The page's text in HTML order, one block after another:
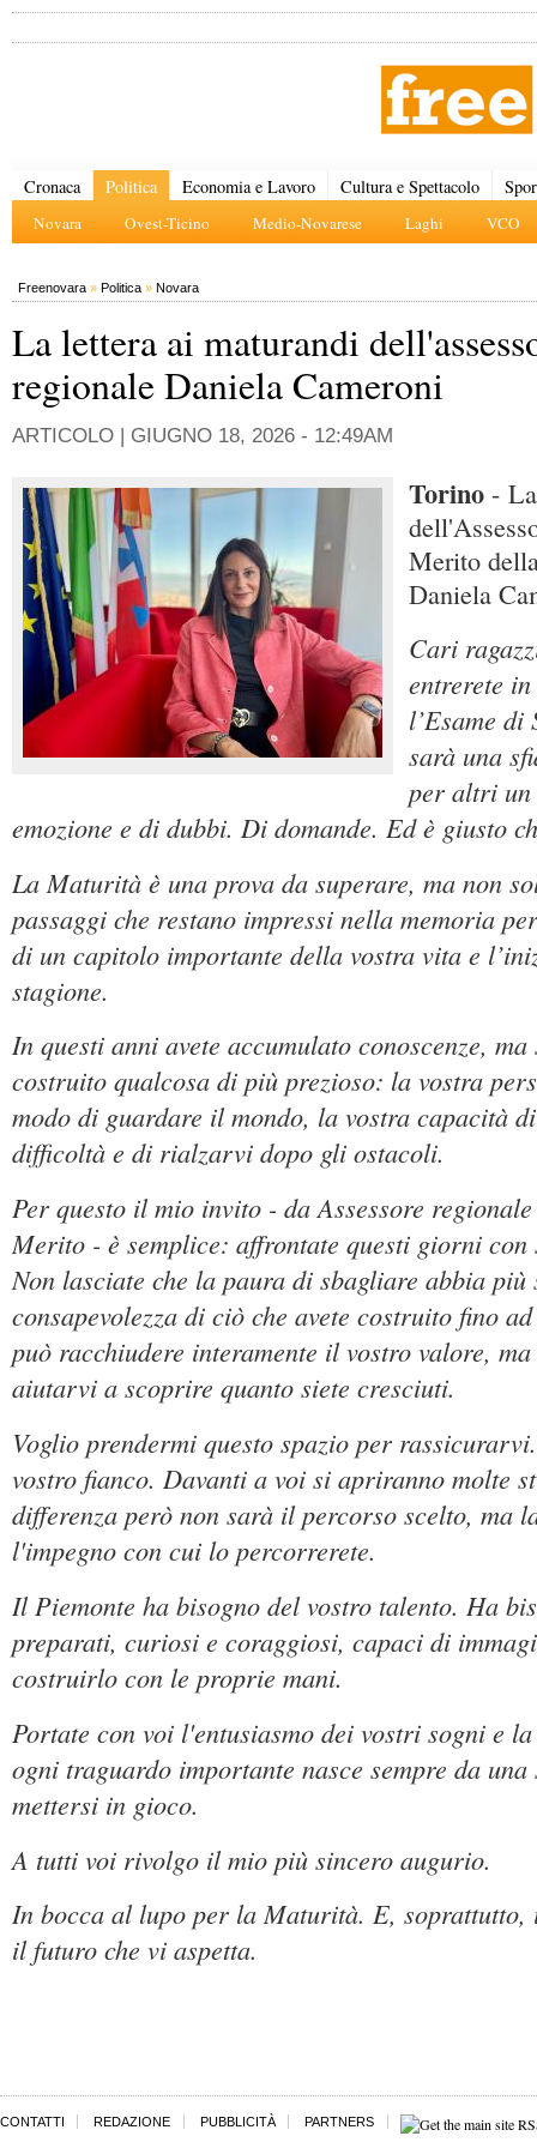
Cronaca Politica
Novara Ovest-Ticino Medio-Novarese Laghi VCO
Economia e Lavoro Cultura e Spettacolo
Freenovara » Politica » Novara
La lettera ai maturandi
regionale Daniela Cameroni
ARTICOLO | GIUGNO 18, 2026 - 12:49AM
Torino -
Merito
Daniela
Cari
entrerete
l’Esame di
sarà una
per altri un
emozione e di dubbi. Di domande. Ed è giusto
La Maturità è una prova da superare, ma non
passaggi che restano impressi nella memoria
di un capitolo importante della vostra vita e
stagione.
In questi anni avete accumulato conoscenze,
costruito qualcosa di più prezioso: la vostra
modo di guardare il mondo, la vostra capacità
difficoltà e di rialzarvi dopo gli ostacoli.
Per questo il mio invito - da Assessore
Merito - è semplice: affrontate questi giorni con
Non lasciate che la paura di sbagliare abbia più
consapevolezza di ciò che avete costruito fino
può racchiudere interamente il vostro valore,
aiutarvi a scoprire quanto siete cresciuti.
Voglio prendermi questo spazio per
vostro fianco. Davanti a voi si apriranno molte
differenza però non sarà il percorso scelto, ma
l'impegno con cui lo percorrerete.
Il Piemonte ha bisogno del vostro talento. Ha
preparati, curiosi e coraggiosi, capaci di
costruirlo con le proprie mani.
Portate con voi l'entusiasmo dei vostri sogni e la
ogni traguardo importante nasce sempre da
mettersi in gioco.
A tutti voi rivolgo il mio più sincero augurio.
In bocca al lupo per la Maturità. E, soprattutto,
il futuro che vi aspetta.
CONTATTI REDAZIONE PUBBLICITÀ PARTNERS